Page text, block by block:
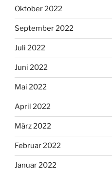
Oktober 2022
September 2022
Juli 2022
Juni 2022
Mai 2022
April 2022
März 2022
Februar 2022
Januar 2022